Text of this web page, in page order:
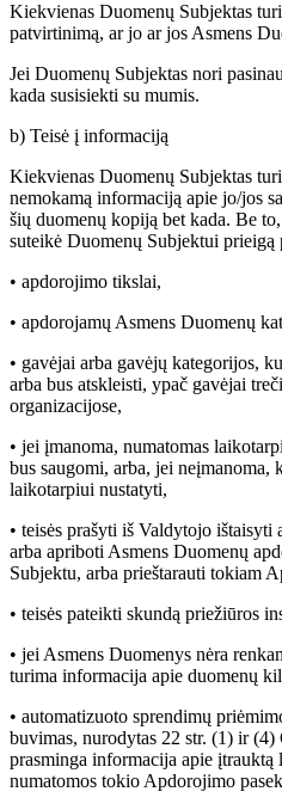
Kiekvienas Duomenų Subjektas
patvirtinimą, ar jo ar jos Asmens
Jei Duomenų Subjektas nori
kada susisiekti su mumis.
b) Teisė į informaciją
Kiekvienas Duomenų Subjektas
nemokamą informaciją apie jo/jos
šių duomenų kopiją bet kada. Be
suteikė Duomenų Subjektui prieigą
• apdorojimo tikslai,
• apdorojamų Asmens Duomenų
• gavėjai arba gavėjų kategorijos,
arba bus atskleisti, ypač gavėjai
organizacijose,
• jei įmanoma, numatomas
bus saugomi, arba, jei neįmanoma,
laikotarpiui nustatyti,
• teisės prašyti iš Valdytojo
arba apriboti Asmens Duomenų
Subjektu, arba prieštarauti tokiam
• teisės pateikti skundą priežiūros
• jei Asmens Duomenys nėra
turima informacija apie duomenų
• automatizuoto sprendimų
buvimas, nurodytas 22 str. (1) ir
prasminga informacija apie
numatomos tokio Apdorojimo